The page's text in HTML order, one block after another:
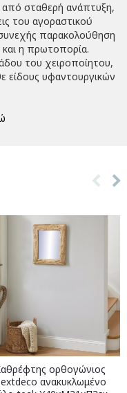
από σταθερή ανάπτυξη,
του αγοραστικού
παρακολούθηση
η πρωτοπορία.
του χειροποίητου,
είδους υφαντουργικών
ορθογώνιος
ανακυκλωμένο